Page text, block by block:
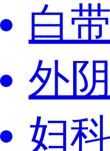
白
外
妇